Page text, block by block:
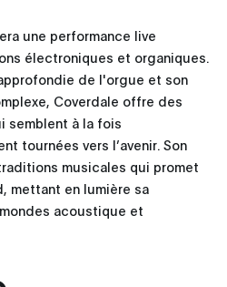
une performance live
électroniques et organiques.
de l'orgue et son
Coverdale offre des
semblent à la fois
tournées vers l’avenir. Son
musicales qui promet
mettant en lumière sa
acoustique et